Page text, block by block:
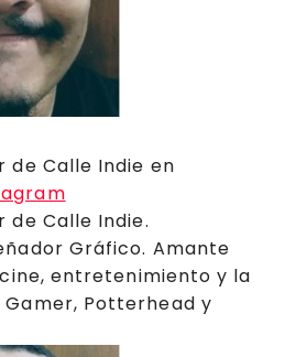
de Calle Indie en
de Calle Indie.
Gráfico. Amante
entretenimiento y la
Potterhead y